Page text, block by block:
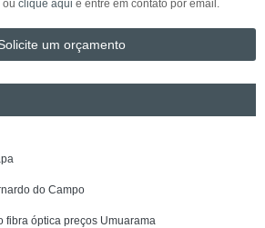
ou clique aqui e entre em contato por email.
um orçamento
do Campo
fibra óptica preços Umuarama